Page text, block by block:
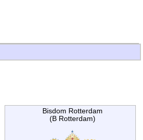
Bisdom Rotterdam
(B Rotterdam)